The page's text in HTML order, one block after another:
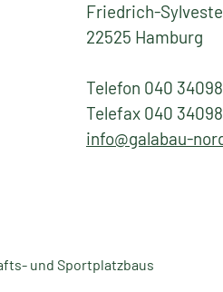
Friedrich-
22525 Hamburg
Telefon 040
Telefax 040
info@galabau-
und Sportplatzbaus